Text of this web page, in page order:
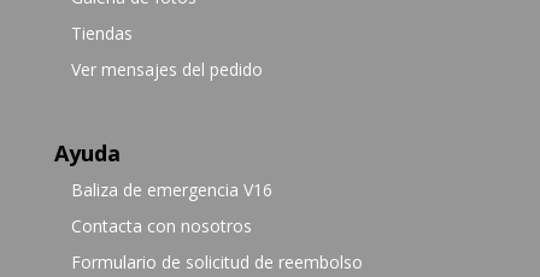
Tiendas
Ver mensajes del pedido
Ayuda
Baliza de emergencia V16
Contacta con nosotros
Formulario de solicitud de reembolso